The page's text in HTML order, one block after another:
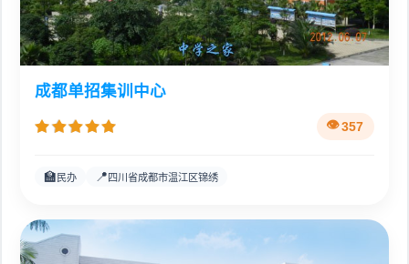
成都单招集训中心
357
🏫 民办 📍四川省成都市温江区锦绣